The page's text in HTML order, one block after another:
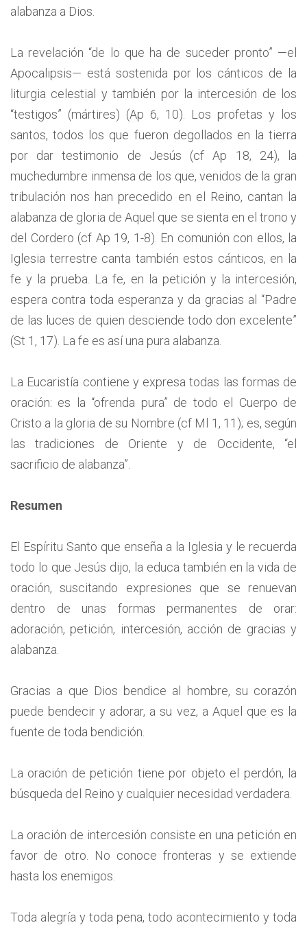
alabanza a Dios.
La revelación “de lo que ha de suceder pronto” —el
Apocalipsis— está sostenida por los cánticos de la
liturgia celestial y también por la intercesión de los
“testigos” (mártires) (Ap 6, 10). Los profetas y los
santos, todos los que fueron degollados en la tierra
por dar testimonio de Jesús (cf Ap 18, 24), la
muchedumbre inmensa de los que, venidos de la gran
tribulación nos han precedido en el Reino, cantan la
alabanza de gloria de Aquel que se sienta en el trono y
del Cordero (cf Ap 19, 1-8). En comunión con ellos, la
Iglesia terrestre canta también estos cánticos, en la
fe y la prueba. La fe, en la petición y la intercesión,
espera contra toda esperanza y da gracias al “Padre
de las luces de quien desciende todo don excelente”
(St 1, 17). La fe es así una pura alabanza.
La Eucaristía contiene y expresa todas las formas de
oración: es la “ofrenda pura” de todo el Cuerpo de
Cristo a la gloria de su Nombre (cf Ml 1, 11); es, según
las tradiciones de Oriente y de Occidente, “el
sacrificio de alabanza”.
Resumen
El Espíritu Santo que enseña a la Iglesia y le recuerda
todo lo que Jesús dijo, la educa también en la vida de
oración, suscitando expresiones que se renuevan
dentro de unas formas permanentes de orar:
adoración, petición, intercesión, acción de gracias y
alabanza.
Gracias a que Dios bendice al hombre, su corazón
puede bendecir y adorar, a su vez, a Aquel que es la
fuente de toda bendición.
La oración de petición tiene por objeto el perdón, la
búsqueda del Reino y cualquier necesidad verdadera.
La oración de intercesión consiste en una petición en
favor de otro. No conoce fronteras y se extiende
hasta los enemigos.
Toda alegría y toda pena, todo acontecimiento y toda